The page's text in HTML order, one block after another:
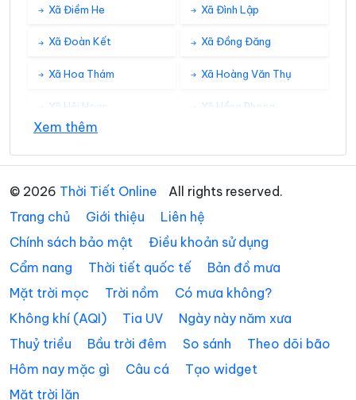
Xã Điềm He Xã Đình Lập
Xã Đoàn Kết Xã Đồng Đăng
Xã Hoa Thám Xã Hoàng Văn Thụ
Xã Hội Hoan Xã Hồng Phong
Xã Khuất Xá
Xã Kiên Mộc Xã Lộc Bình
Xã Lợi Bác Xã Mẫu Sơn
Xã Na Dương Xã Na Sầm
Xã Quan Sơn Xã Quốc Khánh
Xã Quốc Việt
Xem thêm
© 2026 Thời Tiết Online
All rights reserved.
Trang chủ
Giới thiệu
Liên hệ
Chính sách bảo mật
Điều khoản sử dụng
Cẩm nang
Thời tiết quốc tế
Bản đồ mưa
Mặt trời mọc
Trời nồm
Có mưa không?
Không khí (AQI)
Tia UV
Ngày này năm xưa
Thuỷ triều
Bầu trời đêm So sánh
Theo dõi bão
Hôm nay mặc gì
Câu cá
Tạo widget
Mặt trời lặn